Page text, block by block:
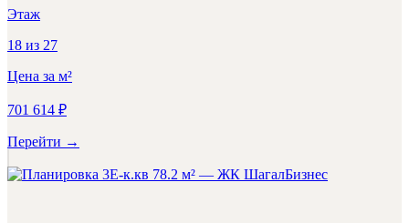
Этаж
18 из 27
Цена за м²
701 614 ₽
Перейти →
Бизнес